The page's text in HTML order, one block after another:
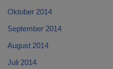
Oktober 2014
September 2014
August 2014
Juli 2014